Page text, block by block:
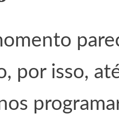
por isso,